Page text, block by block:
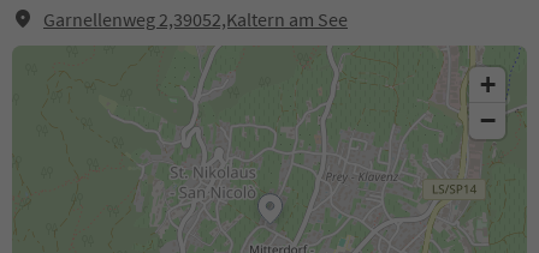
Garnellenweg 2,39052,Kaltern am See
+
−